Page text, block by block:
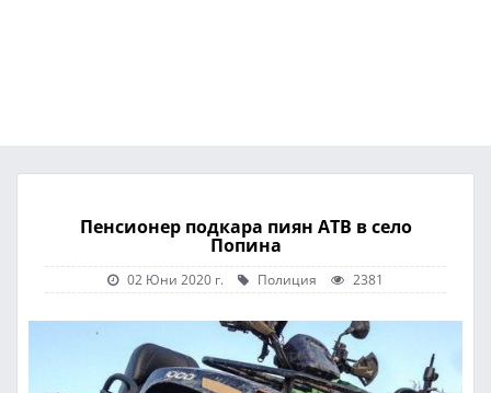
Пенсионер подкара пиян АТВ в село
Попина
02 Юни 2020 г. Полиция 2381